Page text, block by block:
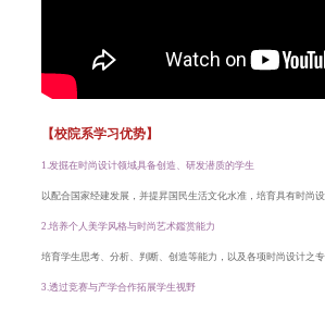
【校院系学习优势】
1.发掘在时尚设计领域具备创造、研发潜质的学生
以配合国家经建发展，并提昇国民生活文化水准，培育具有时尚
2.培养个人美学风格与时尚艺术鑑赏能力
培育学生思考、分析、判断、创造等能力，以及各项时尚设计之专
3.透过竞赛与产学合作拓展学生视野